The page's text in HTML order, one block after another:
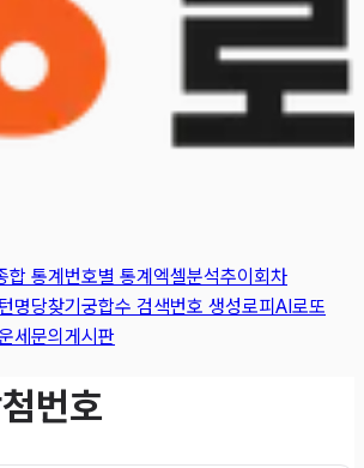
합 통계번호별 통계엑셀분석추이 회차
명당찾기궁합수 검색번호 생성로피AI로또
세문의게시판
번호